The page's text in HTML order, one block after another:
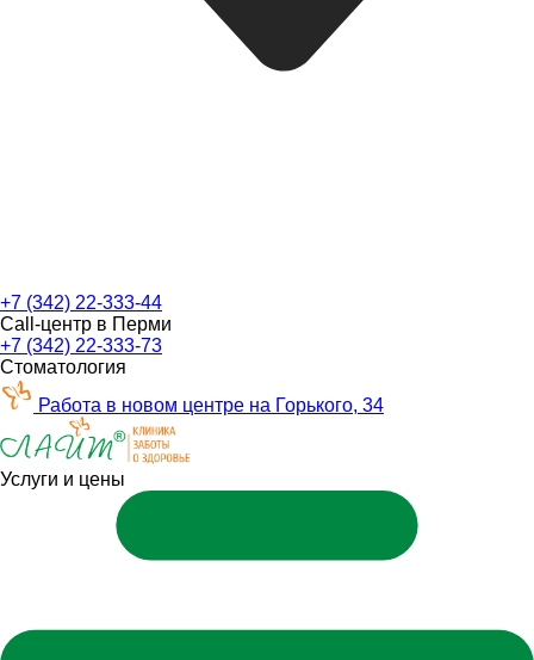
+7 (342) 22-333-44
Call-центр в Перми
+7 (342) 22-333-73
Стоматология
Работа в новом центре на Горького, 34
Услуги и цены